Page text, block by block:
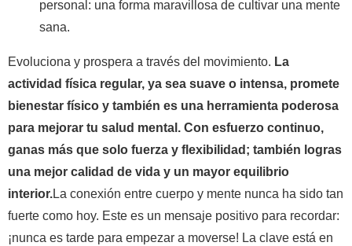
personal: una forma maravillosa de cultivar una mente
sana.
Evoluciona y prospera a través del movimiento. La
actividad física regular, ya sea suave o intensa, promete
bienestar físico y también es una herramienta poderosa
para mejorar tu salud mental. Con esfuerzo continuo,
ganas más que solo fuerza y ​​flexibilidad; también logras
una mejor calidad de vida y un mayor equilibrio
interior.La conexión entre cuerpo y mente nunca ha sido tan
fuerte como hoy. Este es un mensaje positivo para recordar:
¡nunca es tarde para empezar a moverse! La clave está en